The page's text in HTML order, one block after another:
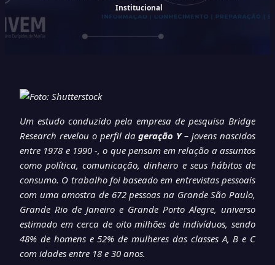
Institucional
Um estudo conduzido pela empresa de pesquisa Bridge
Research revelou o perfil dageração Y– jovens nascidos
entre 1978 e 1990 -, o que pensam em relação a assuntos
como política, comunicação, dinheiro e seus hábitos de
consumo. O trabalho foi baseado em entrevistas pessoais
com uma amostra de 672 pessoas na Grande São Paulo,
Grande Rio de Janeiro e Grande Porto Alegre, universo
estimado em cerca de oito milhões de indivíduos, sendo
48% de homens e 52% de mulheres das classes A, B e C
com idades entre 18 e 30 anos.